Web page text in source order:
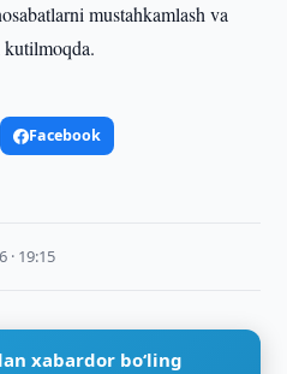
mustahkamlash va
Facebook
· 19:15
xabardor bo‘ling